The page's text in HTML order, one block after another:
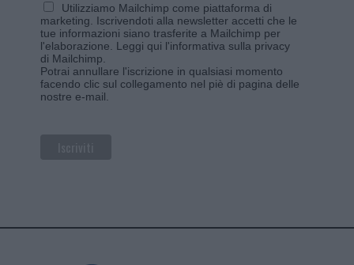
Utilizziamo Mailchimp come piattaforma di
marketing. Iscrivendoti alla newsletter accetti che le
tue informazioni siano trasferite a Mailchimp per
l'elaborazione. Leggi qui l'informativa sulla privacy
di Mailchimp
Potrai annullare l'iscrizione in qualsiasi momento
facendo clic sul collegamento nel piè di pagina delle
nostre e-mail.